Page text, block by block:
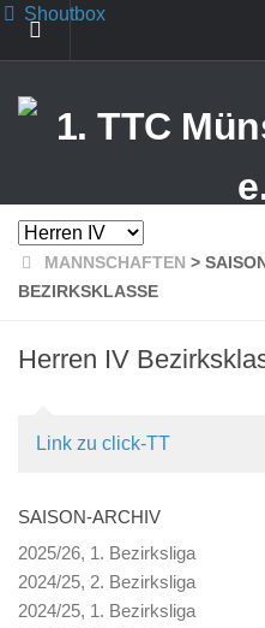
Neu hier?
Unser Verein
Vorstand und
TTC Kalender
Kinder & Jugend
Spieltermine
Shoutbox
MANNSCHAFTEN >
BEZIRKSKLASSE
Herren IV
Link zu click-TT
SAISON-ARCHIV
2025/26, 1. Bezirksliga
2024/25, 2. Bezirksliga
2024/25, 1. Bezirksliga